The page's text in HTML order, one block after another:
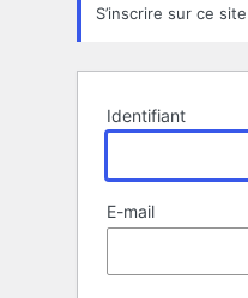
S’inscrire sur ce site
Identifiant
E-mail